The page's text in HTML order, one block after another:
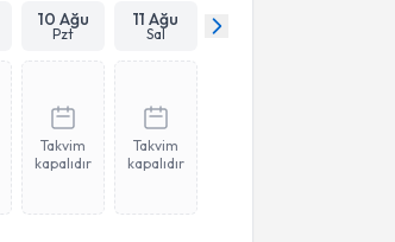
10 Ağu
Pzt
11 Ağu
Sal
Takvim
kapalıdır
Takvim
kapalıdır